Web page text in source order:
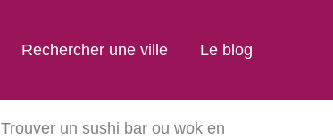
Rechercher une ville Le blog
Trouver un sushi bar ou wok en